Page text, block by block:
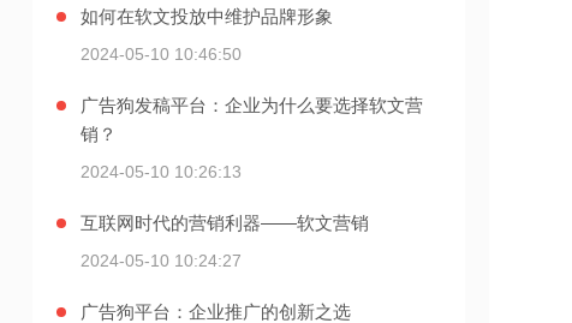
如何在软文投放中维护品牌形象
2024-05-10 10:46:50
广告狗发稿平台：企业为什么要选择软文营
销？
2024-05-10 10:26:13
互联网时代的营销利器——软文营销
2024-05-10 10:24:27
广告狗平台：企业推广的创新之选